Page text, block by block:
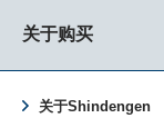
关于购买
关于Shindengen